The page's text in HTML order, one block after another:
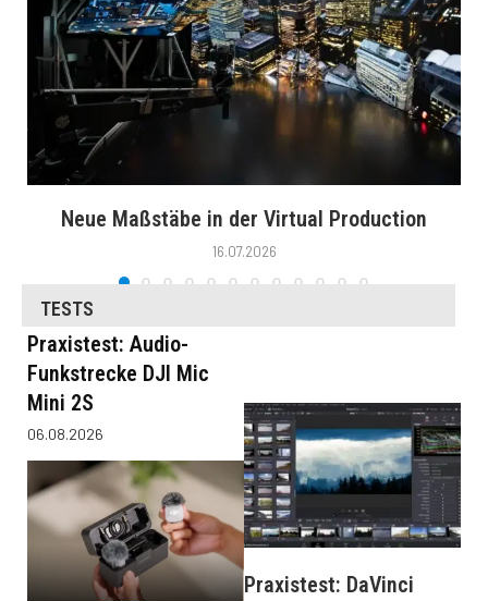
Neue Maßstäbe in der Virtual Production
16.07.2026
TESTS
Praxistest: Audio-
Funkstrecke DJI Mic
Mini 2S
06.08.2026
Praxistest: DaVinci